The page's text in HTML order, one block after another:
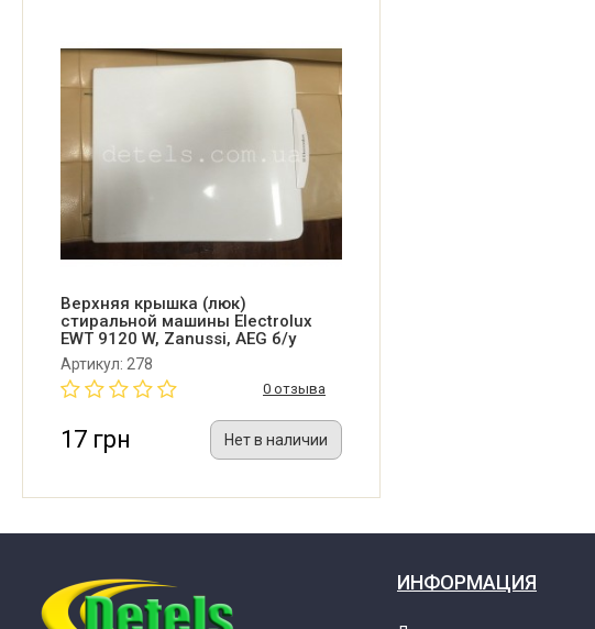
Electrolux EWT10320W (913212831 01)
Electrolux EWT10410W
Electrolux EWT10410W (913213041 00)
Electrolux EWT10410W (913213041 01)
Electrolux EWT10420W (913210971 02)
Electrolux EWT10420W (913210971 03)
Electrolux EWT10420W (913211091 02)
Electrolux EWT10420W (913211581 02)
Верхняя крышка (люк)
стиральной машины Electrolux
EWT 9120 W, Zanussi, AEG б/у
Артикул: 278
0 отзыва
17 грн Нет в наличии
ИНФОРМАЦИЯ